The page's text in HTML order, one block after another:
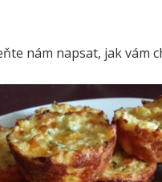
nám napsat, jak vám